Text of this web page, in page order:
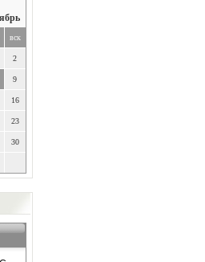
вск
2
9
16
23
30